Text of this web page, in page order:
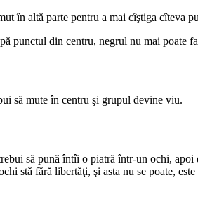
în altă parte pentru a mai cîştiga cîteva
punctul din centru, negrul nu mai poate
să mute în centru şi grupul devine viu.
să pună întîi o piatră într-un ochi,
stă fără libertăţi, şi asta nu se poate,